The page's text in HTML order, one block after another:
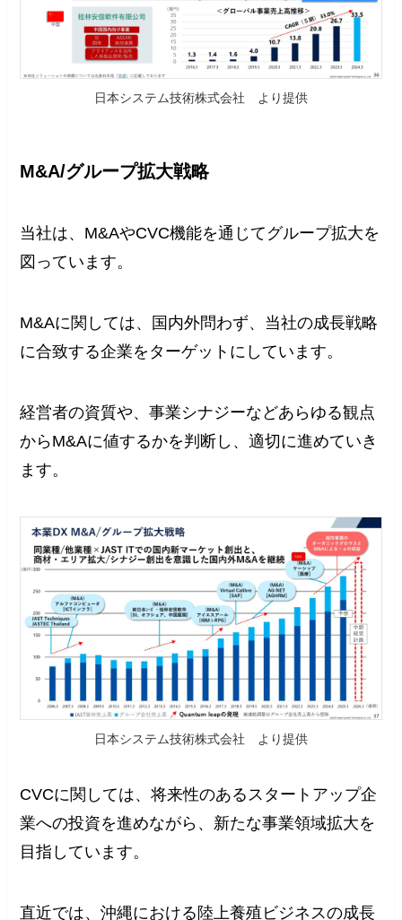
日本システム技術株式会社 より提供
M&A/グループ拡大戦略
当社は、M&AやCVC機能を通じてグループ拡大を
図っています。
M&Aに関しては、国内外問わず、当社の成長戦略
に合致する企業をターゲットにしています。
経営者の資質や、事業シナジーなどあらゆる観点
からM&Aに値するかを判断し、適切に進めていき
ます。
日本システム技術株式会社 より提供
CVCに関しては、将来性のあるスタートアップ企
業への投資を進めながら、新たな事業領域拡大を
目指しています。
直近では、沖縄における陸上養殖ビジネスの成長